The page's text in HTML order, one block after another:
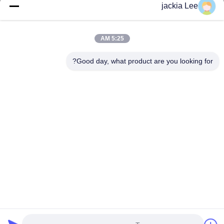
9523.
روابط سريعة
المنتجات
حولنا
جولة في المصنع
jackia Lee
5:25 AM
Good day, what product are you looking for?